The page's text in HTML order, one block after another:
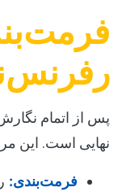
پس از اتمام
نهایی است. این
فرمت‌بندی: